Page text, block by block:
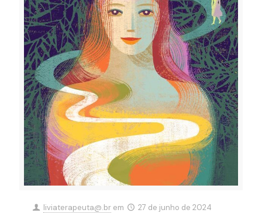
liviaterapeuta@.br em 27 de junho de 2024